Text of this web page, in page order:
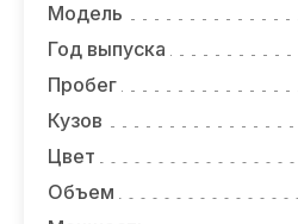
ОТЗЫВЫ
ВАКАНСИИ
О КОМПАНИИ
КОНТАКТЫ
Модель
Год выпуска
Пробег
Кузов
Цвет
Объем